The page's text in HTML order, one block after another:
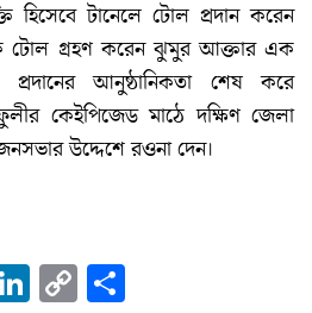
হিসেবে টানেলে টোল প্রদান করেন
টোল গ্রহণ করেন ঝুমুর আক্তার এক
আনুষ্ঠানিকতা শেষ করে
কেইপিজেড মাঠে দক্ষিণ জেলা
উদ্দেশে রওনা দেন।
LinkedIn
Copy